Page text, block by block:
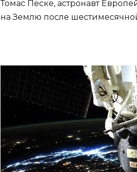
Томас Песке, астронавт
на Землю после